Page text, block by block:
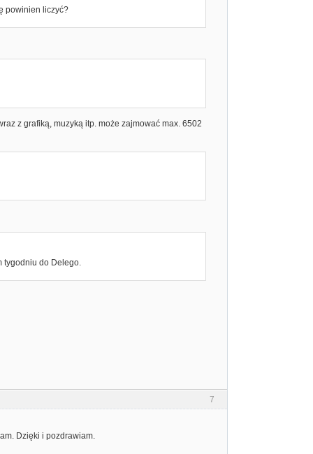
powinien liczyć?
z grafiką, muzyką itp. może zajmować max. 6502
tygodniu do Delego.
7
Dzięki i pozdrawiam.